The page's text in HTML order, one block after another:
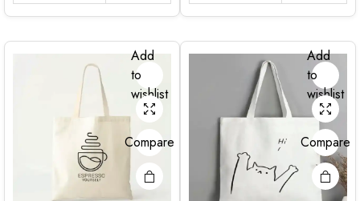
Add
to
wishlist
Compare
Add
to
wishlist
Compare